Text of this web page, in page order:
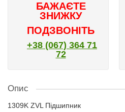
БАЖАЄТЕ
ЗНИЖКУ
ПОДЗВОНІТЬ
+38 (067) 364 71
72
Опис
1309K ZVL Підшипник